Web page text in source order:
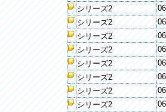
シリーズ2
シリーズ2
シリーズ2
シリーズ2
シリーズ2
シリーズ2
シリーズ2
シリーズ2